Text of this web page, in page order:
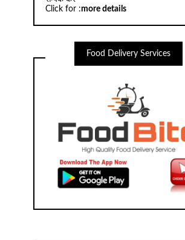
Click for :more details
Food Delivery Services